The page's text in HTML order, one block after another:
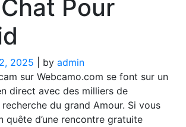
Pour
2025 by admin
sur Webcamo.com se font sur un
direct avec des milliers de
du grand Amour. Si vous
quête d’une rencontre gratuite